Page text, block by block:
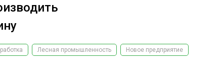
ДОМОСТРОЕНИЕ
В ЦЕНТРЕ ВНИМАНИЯ
Лесная промышленность Новое предприятие